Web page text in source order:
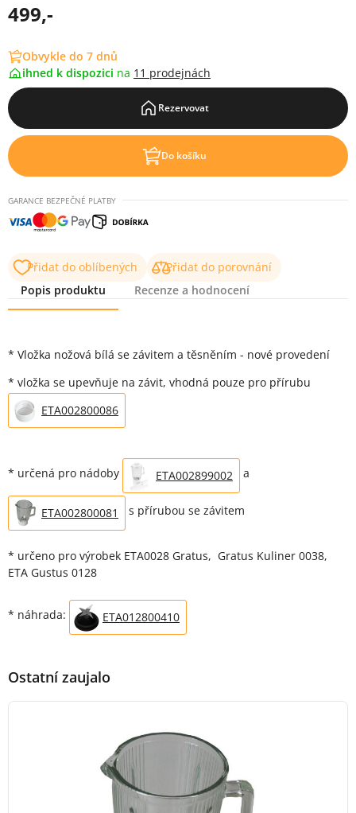
499,-
Obvykle do 7 dnů
ihned k dispozici na 11 prodejnách
Rezervovat
Do košíku
GARANCE BEZPEČNÉ PLATBY
Přidat do oblíbených
Přidat do porovnání
Popis produktu
Recenze a hodnocení
* Vložka nožová bílá se závitem a těsněním - nové provedení
* vložka se upevňuje na závit, vhodná pouze pro přírubu
ETA002800086
* určená pro nádoby ETA002899002 a
ETA002800081 s přírubou se závitem
* určeno pro výrobek ETA0028 Gratus, Gratus Kuliner 0038,
ETA Gustus 0128
* náhrada: ETA012800410
Ostatní zaujalo